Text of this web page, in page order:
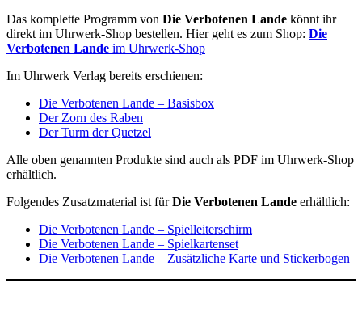
Das komplette Programm von Die Verbotenen Lande könnt ihr
direkt im Uhrwerk-Shop bestellen. Hier geht es zum Shop: Die
Verbotenen Lande im Uhrwerk-Shop
Im Uhrwerk Verlag bereits erschienen:
Die Verbotenen Lande – Basisbox
Der Zorn des Raben
Der Turm der Quetzel
Alle oben genannten Produkte sind auch als PDF im Uhrwerk-Shop
erhältlich.
Folgendes Zusatzmaterial ist fürDie Verbotenen Lande erhältlich:
Die Verbotenen Lande – Spielleiterschirm
Die Verbotenen Lande – Spielkartenset
Die Verbotenen Lande – Zusätzliche Karte und Stickerbogen